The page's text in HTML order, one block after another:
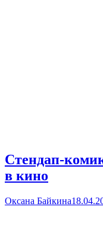
Стендап-
в кино
Оксана Байкина